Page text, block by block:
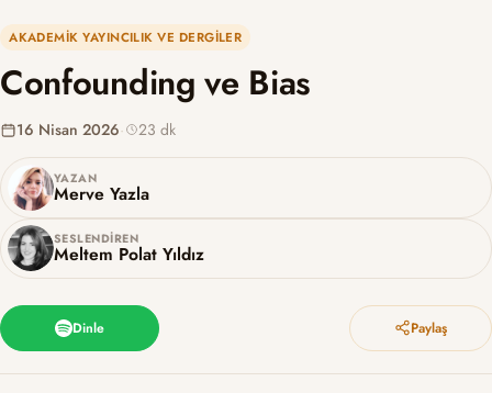
AKADEMIK YAYINCILIK VE DERGILER
Confounding ve Bias
YAZAN
Merve Yazla
SESLENDIREN
Meltem Polat Yıldız
16 Nisan 2026· 23 dk
Dinle Paylaş